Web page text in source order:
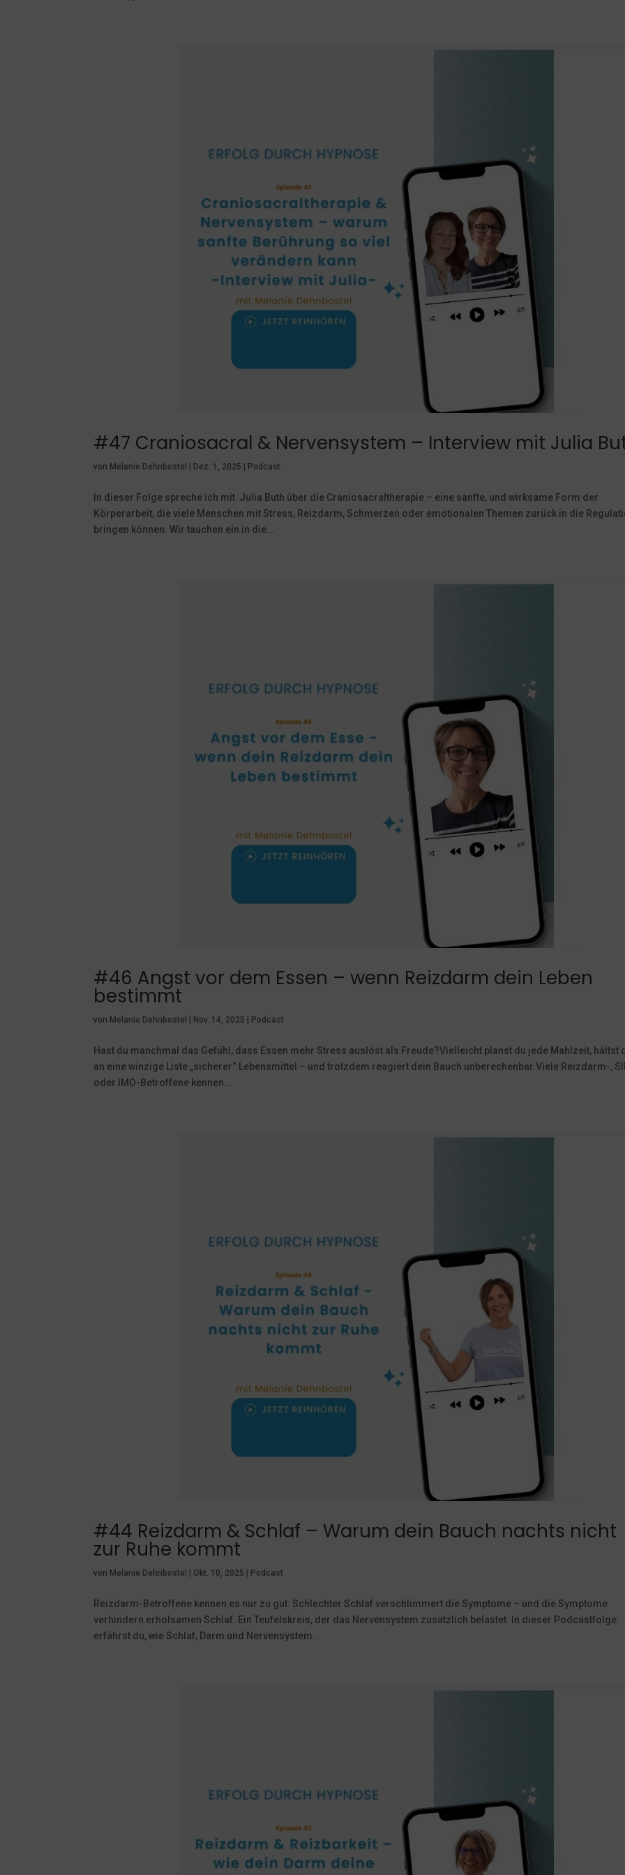
#47 Craniosacral & Nervensystem – Interview mit Julia
von Melanie Dehnbostel Dez. 1, 2025 Podcast
In dieser Folge spreche ich mit Julia Buth über die Craniosacraltherapie – eine sanfte, und wirksame Form der
Körperarbeit, die viele Menschen mit Stress, Reizdarm, Schmerzen oder emotionalen Themen zurück in die
bringen können. Wir tauchen ein in die...
#46 Angst vor dem Essen – wenn Reizdarm dein Leben
bestimmt
von Melanie Dehnbostel Nov. 14, 2025 Podcast
Hast du manchmal das Gefühl, dass Essen mehr Stress auslöst als Freude?Vielleicht planst du jede Mahlzeit, hältst
an eine winzige Liste „sicherer“ Lebensmittel – und trotzdem reagiert dein Bauch unberechenbar.Viele Reizdarm-,
oder IMO-Betroffene kennen...
#44 Reizdarm & Schlaf – Warum dein Bauch nachts nicht
zur Ruhe kommt
von Melanie Dehnbostel Okt. 10, 2025 Podcast
Reizdarm-Betroffene kennen es nur zu gut: Schlechter Schlaf verschlimmert die Symptome – und die Symptome
verhindern erholsamen Schlaf. Ein Teufelskreis, der das Nervensystem zusätzlich belastet. In dieser Podcastfolge
erfährst du, wie Schlaf, Darm und Nervensystem...